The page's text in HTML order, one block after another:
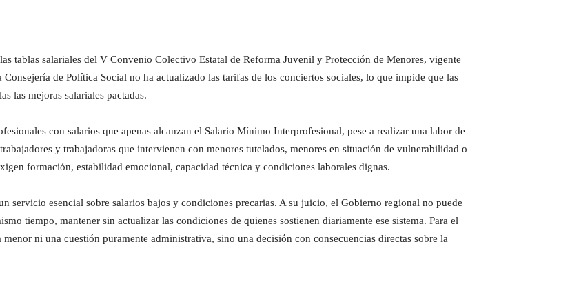
tablas salariales del V Convenio Colectivo Estatal de Reforma Juvenil y Protección de Menores, vigente
de Política Social no ha actualizado las tarifas de los conciertos sociales, lo que impide que las
las mejoras salariales pactadas.
con salarios que apenas alcanzan el Salario Mínimo Interprofesional, pese a realizar una labor de
y trabajadoras que intervienen con menores tutelados, menores en situación de vulnerabilidad o
formación, estabilidad emocional, capacidad técnica y condiciones laborales dignas.
servicio esencial sobre salarios bajos y condiciones precarias. A su juicio, el Gobierno regional no puede
tiempo, mantener sin actualizar las condiciones de quienes sostienen diariamente ese sistema. Para el
ni una cuestión puramente administrativa, sino una decisión con consecuencias directas sobre la